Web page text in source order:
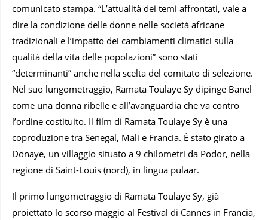
comunicato stampa. “L’attualità dei temi affrontati, vale a
dire la condizione delle donne nelle società africane
tradizionali e l’impatto dei cambiamenti climatici sulla
qualità della vita delle popolazioni” sono stati
“determinanti” anche nella scelta del comitato di selezione.
Nel suo lungometraggio, Ramata Toulaye Sy dipinge Banel
come una donna ribelle e all’avanguardia che va contro
l’ordine costituito. Il film di Ramata Toulaye Sy è una
coproduzione tra Senegal, Mali e Francia. È stato girato a
Donaye, un villaggio situato a 9 chilometri da Podor, nella
regione di Saint-Louis (nord), in lingua pulaar.
Il primo lungometraggio di Ramata Toulaye Sy, già
proiettato lo scorso maggio al Festival di Cannes in Francia,